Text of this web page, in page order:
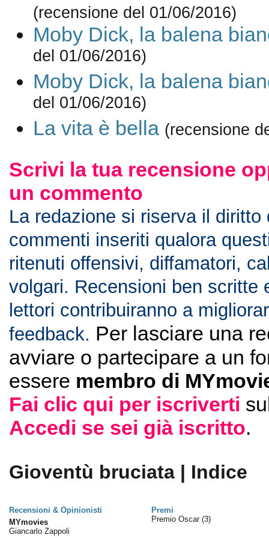
(recensione del 01/06/2016)
Moby Dick, la balena
del 01/06/2016)
Moby Dick, la balena
del 01/06/2016)
La vita è bella (recensione
Scrivi la tua recensione
un commento
La redazione si riserva il diritto
commenti inseriti qualora
ritenuti offensivi, diffamatori,
volgari. Recensioni ben scritte
lettori contribuiranno a
feedback. Per lasciare una
avviare o partecipare a un
essere membro di
Fai clic qui per iscriverti
Accedi se sei già iscritto.
Gioventù bruciata | Indice
Recensioni & Opinionisti
Premi
MYmovies
Giancarlo Zappoli
Premio Oscar (3)